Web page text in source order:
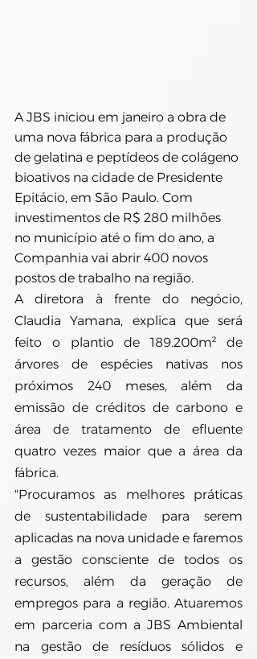
A JBS iniciou em janeiro a obra de
uma nova fábrica para a produção
de gelatina e peptídeos de colágeno
bioativos na cidade de Presidente
Epitácio, em São Paulo. Com
investimentos de R$ 280 milhões
no município até o fim do ano, a
Companhia vai abrir 400 novos
postos de trabalho na região.
A diretora à frente do negócio,
Claudia Yamana, explica que será
feito o plantio de 189.200m² de
árvores de espécies nativas nos
próximos 240 meses, além da
emissão de créditos de carbono e
área de tratamento de efluente
quatro vezes maior que a área da
fábrica.
"Procuramos as melhores práticas
de sustentabilidade para serem
aplicadas na nova unidade e faremos
a gestão consciente de todos os
recursos, além da geração de
empregos para a região. Atuaremos
em parceria com a JBS Ambiental
na gestão de resíduos sólidos e